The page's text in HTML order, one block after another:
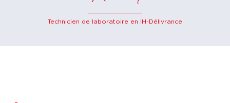
Technicien de laboratoire en IH-Délivrance